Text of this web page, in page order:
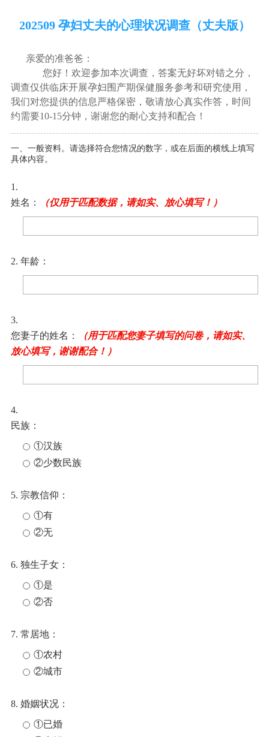
202509 孕妇丈夫的心理状况调查（丈夫版）
亲爱的准爸爸：
您好！欢迎参加本次调查，答案无好坏对错之分，
调查仅供临床开展孕妇围产期保健服务参考和研究使用，
我们对您提供的信息严格保密，敬请放心真实作答，时间
约需要10-15分钟，谢谢您的耐心支持和配合！
一、一般资料。请选择符合您情况的数字，或在后面的横线上填写
具体内容。
1.
姓名：
（仅用于匹配数据，请如实、放心填写！）
2. 年龄：
3.
您妻子的姓名：
（用于匹配您妻子填写的问卷，请如实、
放心填写，谢谢配合！）
4.
民族：
①汉族
②少数民族
5. 宗教信仰：
①有
②无
6. 独生子女：
①是
②否
7. 常居地：
①农村
②城市
8. 婚姻状况：
①已婚